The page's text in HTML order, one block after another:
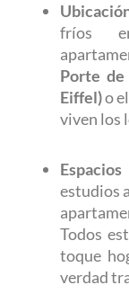
fríos
Porte de
Eiffel)o
viven los
estudios
Todos
toque
verdad